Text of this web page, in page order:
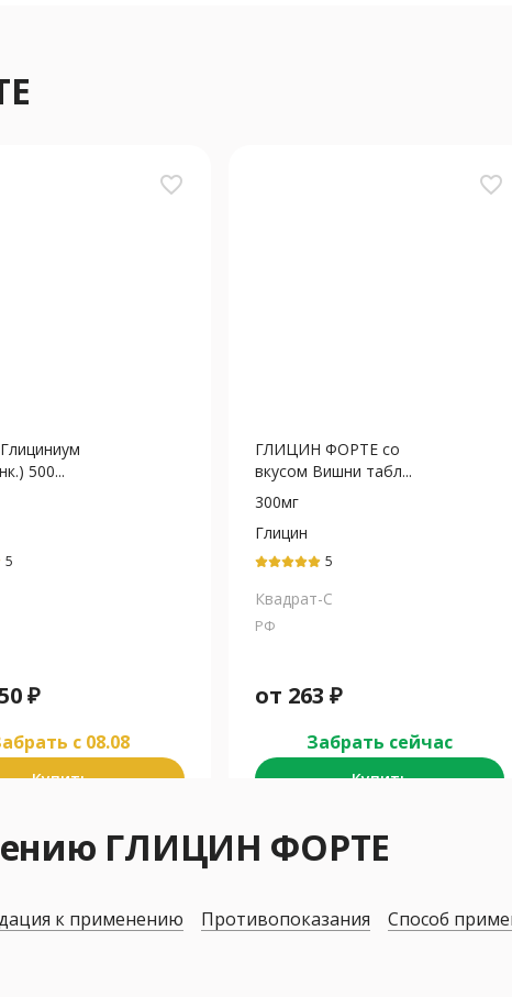
favorite_border
500...
5
₽
c 08.08
Купить
favorite_border
ГЛИЦИН ФОРТЕ со
вкусом Вишни табл...
300мг
Глицин
5
Квадрат-С
РФ
от 263 ₽
Забрать сейчас
Купить
ГЛИЦИН ФОРТЕ
к применению Противопоказания Способ